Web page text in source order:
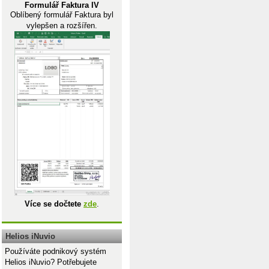
Formulář Faktura IV
Oblíbený formulář Faktura byl
vylepšen a rozšířen.
Více se dočtete zde.
Helios iNuvio
Používáte podnikový systém
Helios iNuvio? Potřebujete